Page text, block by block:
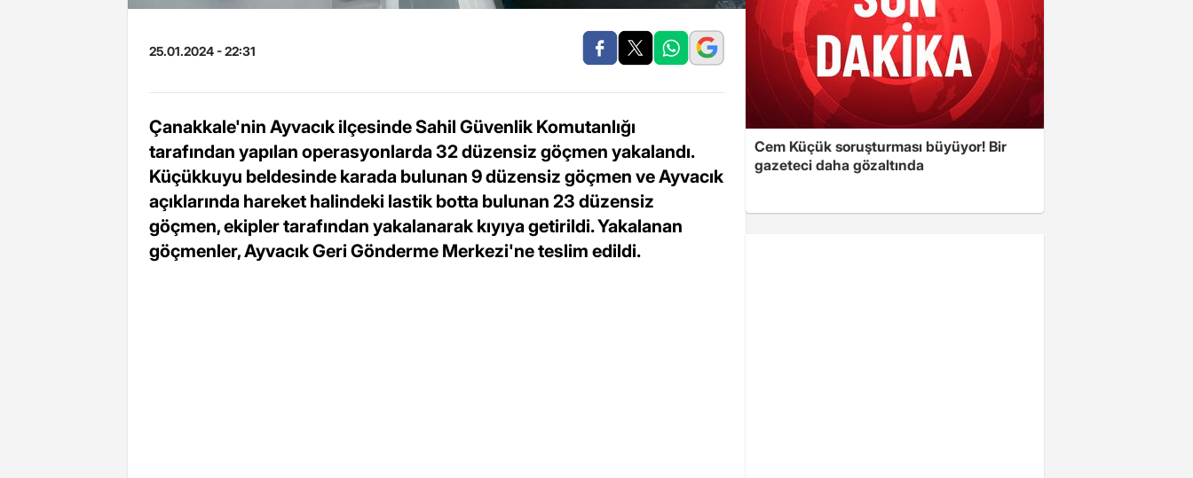
25.01.2024 - 22:31
Çanakkale'nin Ayvacık ilçesinde Sahil Güvenlik Komutanlığı
tarafından yapılan operasyonlarda 32 düzensiz göçmen yakalandı.
Küçükkuyu beldesinde karada bulunan 9 düzensiz göçmen ve Ayvacık
açıklarında hareket halindeki lastik botta bulunan 23 düzensiz
göçmen, ekipler tarafından yakalanarak kıyıya getirildi. Yakalanan
göçmenler, Ayvacık Geri Gönderme Merkezi'ne teslim edildi.
Cem Küçük soruşturması büyüyor! Bir
gazeteci daha gözaltında